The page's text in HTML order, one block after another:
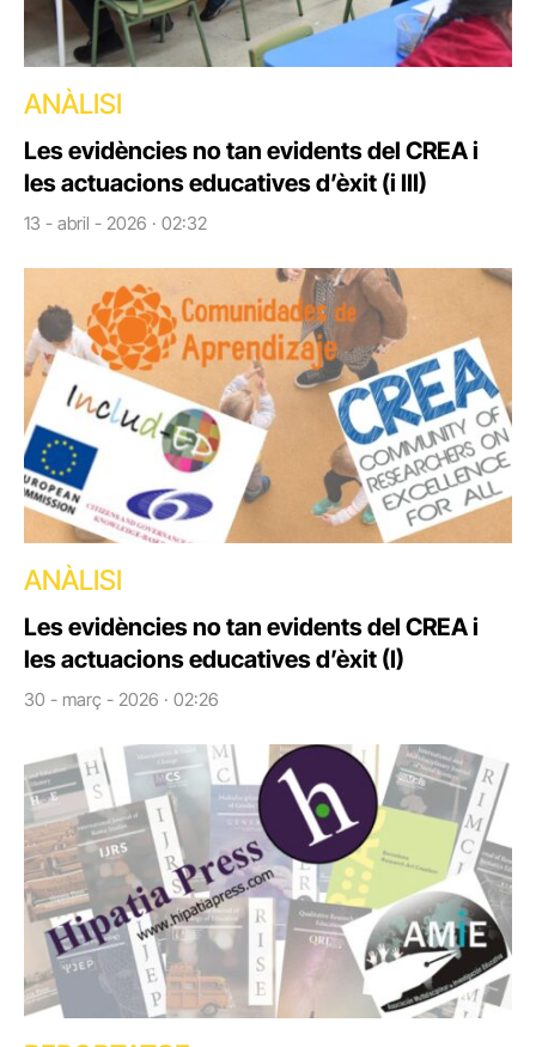
ANÀLISI
Les evidències no tan evidents del CREA i
les actuacions educatives d’èxit (i III)
13 - abril - 2026 · 02:32
ANÀLISI
Les evidències no tan evidents del CREA i
les actuacions educatives d’èxit (I)
30 - març - 2026 · 02:26